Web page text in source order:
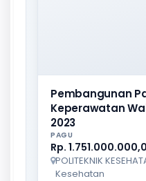
Pembangunan
Keperawatan
2023
PAGU
Rp.
POLITEKNIK
Kesehatan